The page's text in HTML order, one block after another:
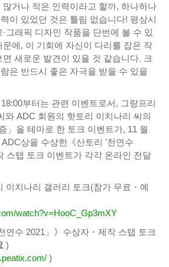
거나 적은 인력이라고 할까, 하나하나
이 있었던 것은 틀림 없습니다! 평상시
그래픽 디자인 작품을 단번에 볼 수 있
에, 이 기회에 자신이 다리를 잡은 작
새로운 발견이 있을 것 같습니다. 크
은 반드시 좋은 자극을 받을 수 있을
부터는 관련 이벤트로서, 그랑프리
와 ADC 회원의 핫토리 이치나리 씨의
」을 테마로 한 토크 이벤트가, 11 월
상을 수상한《산토리 '천연수
스탭 토크 이벤트가 각각 온라인 전달
이치나리 갤러리 토크(참가 무료・예
watch?v=HooC_Gp3mXY
연수 2021」》수상자・제작 스탭 토크
)
)